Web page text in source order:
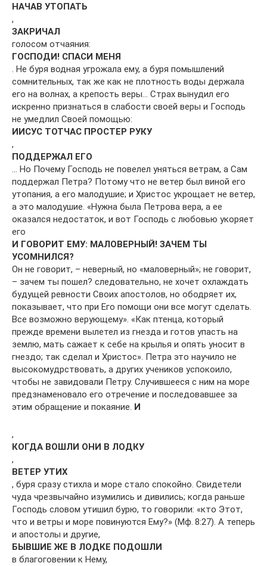
НАЧАВ УТОПАТЬ
,
ЗАКРИЧАЛ
голосом отчаяния:
ГОСПОДИ! СПАСИ МЕНЯ
. Не буря водная угрожала ему, а буря помышлений
сомнительных, так же как не плотность воды держала
его на волнах, а крепость веры… Страх вынудил его
искренно признаться в слабости своей веры и Господь
не умедлил Своей помощью:
ИИСУС ТОТЧАС ПРОСТЕР РУКУ
,
ПОДДЕРЖАЛ ЕГО
… Но Почему Господь не повелел уняться ветрам, а Сам
поддержал Петра? Потому что не ветер был виной его
утопания, а его малодушие; и Христос укрощает не ветер,
а это малодушие. «Нужна была Петрова вера, а ее
оказался недостаток, и вот Господь с любовью укоряет
его
И ГОВОРИТ ЕМУ: МАЛОВЕРНЫЙ! ЗАЧЕМ ТЫ
УСОМНИЛСЯ?
Он не говорит, – неверный, но «маловерный»; не говорит,
– зачем ты пошел? следовательно, не хочет охлаждать
будущей ревности Своих апостолов, но ободряет их,
показывает, что при Его помощи они все могут сделать.
Все возможно верующему». «Как птенца, который
прежде времени вылетел из гнезда и готов упасть на
землю, мать сажает к себе на крылья и опять уносит в
гнездо; так сделал и Христос». Петра это научило не
высокомудрствовать, а других учеников успокоило,
чтобы не завидовали Петру. Случившееся с ним на море
предзнаменовало его отречение и последовавшее за
этим обращение и покаяние. И
,
КОГДА ВОШЛИ ОНИ В ЛОДКУ
,
ВЕТЕР УТИХ
, буря сразу стихла и море стало спокойно. Свидетели
чуда чрезвычайно изумились и дивились; когда раньше
Господь словом утишил бурю, то говорили: «кто Этот,
что и ветры и море повинуются Ему?» (Мф. 8:27). А теперь
и апостолы и другие,
БЫВШИЕ ЖЕ В ЛОДКЕ ПОДОШЛИ
в благоговении к Нему,